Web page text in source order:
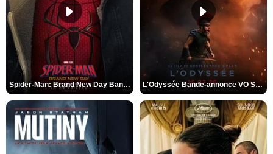
Spider-Man: Brand New Day Bande-annonce VO STFR L'Odyssée Bande-annonce VO STFR